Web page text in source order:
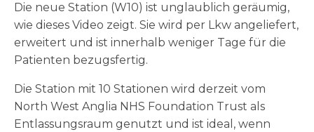
Die neue Station (W10) ist unglaublich geräumig,
wie dieses Video zeigt. Sie wird per Lkw angeliefert,
erweitert und ist innerhalb weniger Tage für die
Patienten bezugsfertig.
Die Station mit 10 Stationen wird derzeit vom
North West Anglia NHS Foundation Trust als
Entlassungsraum genutzt und ist ideal, wenn